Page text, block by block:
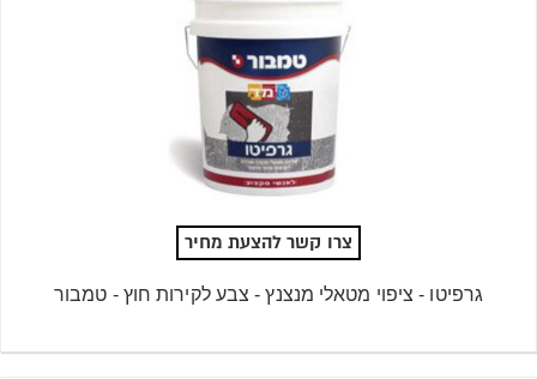
צרו קשר להצעת מחיר
גרפיטו - ציפוי מטאלי מנצנץ - צבע לקירות חוץ - טמבור